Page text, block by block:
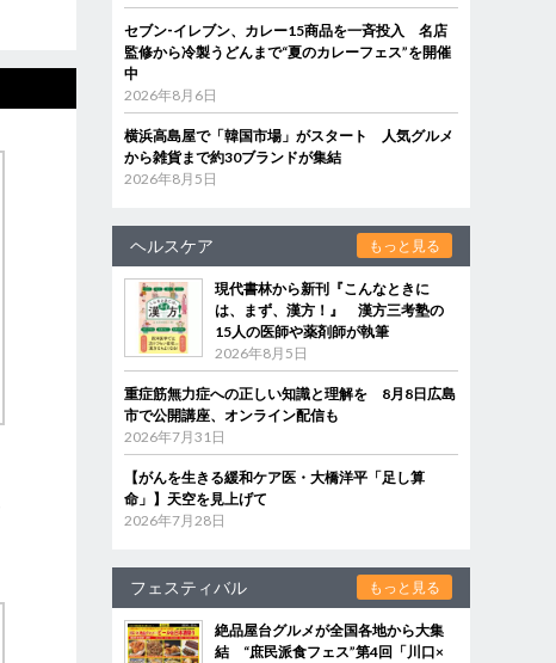
セブン‐イレブン、カレー15商品を一斉投入 名店
監修から冷製うどんまで“夏のカレーフェス”を開催
中
2026年8月6日
横浜高島屋で「韓国市場」がスタート 人気グルメ
から雑貨まで約30ブランドが集結
2026年8月5日
ヘルスケア もっと見る
現代書林から新刊『こんなときに
は、まず、漢方！』 漢方三考塾の
15人の医師や薬剤師が執筆
2026年8月5日
重症筋無力症への正しい知識と理解を 8月8日広島
市で公開講座、オンライン配信も
2026年7月31日
【がんを生きる緩和ケア医・大橋洋平「足し算
命」】天空を見上げて
2026年7月28日
フェスティバル もっと見る
絶品屋台グルメが全国各地から大集
結 “庶民派食フェス”第4回「川口×